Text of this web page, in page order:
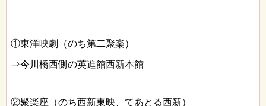
①東洋映劇（のち第二聚楽）
⇒今川橋西側の英進館西新本館
②聚楽座（のち西新東映、てあとる西新）